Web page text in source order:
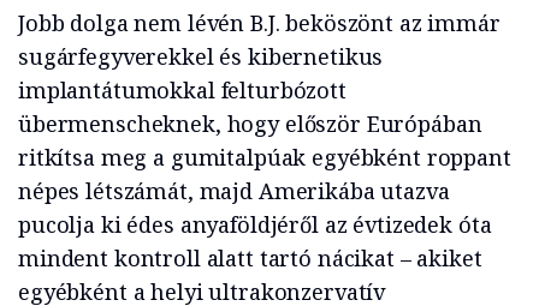
Jobb dolga nem lévén B.J. beköszönt az immár
sugárfegyverekkel és kibernetikus
implantátumokkal felturbózott
übermenscheknek, hogy először Európában
ritkítsa meg a gumitalpúak egyébként roppant
népes létszámát, majd Amerikába utazva
pucolja ki édes anyaföldjéről az évtizedek óta
mindent kontroll alatt tartó nácikat – akiket
egyébként a helyi ultrakonzervatív